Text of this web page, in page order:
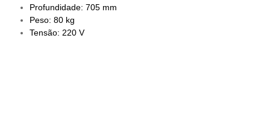
Profundidade: 705 mm
Peso: 80 kg
Tensão: 220 V